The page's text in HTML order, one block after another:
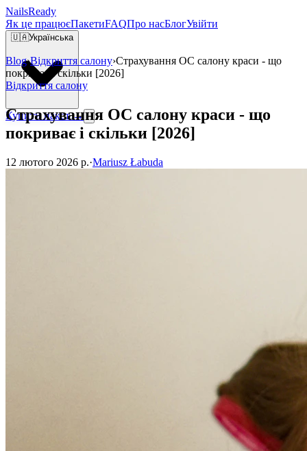
NailsReady
Як це працюєПакетиFAQПро насБлогУвійти
🇺🇦Українська
Купити пакет →
Blog›Відкриття салону›Страхування OC салону краси - що
покриває і скільки [2026]
Відкриття салону
Страхування OC салону краси - що
покриває і скільки [2026]
12 лютого 2026 р.·Mariusz Łabuda